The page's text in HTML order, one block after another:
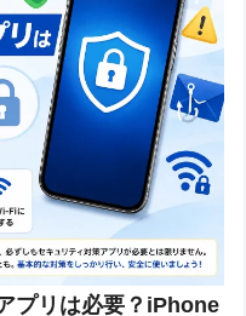
プリは必要？iPhone